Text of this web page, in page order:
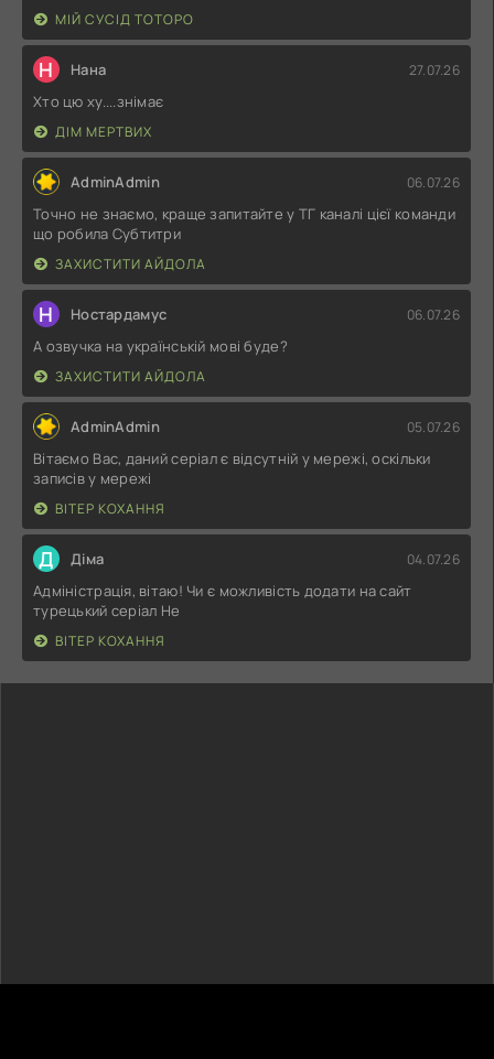
МІЙ СУСІД ТОТОРО
Н Нана 27.07.26
Хто цю ху....знімає
ДІМ МЕРТВИХ
AdminAdmin 06.07.26
Точно не знаємо, краще запитайте у ТГ каналі цієї команди
що робила Субтитри
ЗАХИСТИТИ АЙДОЛА
Н Ностардамус 06.07.26
А озвучка на українській мові буде?
ЗАХИСТИТИ АЙДОЛА
AdminAdmin 05.07.26
Вітаємо Вас, даний серіал є відсутній у мережі, оскільки
записів у мережі
ВІТЕР КОХАННЯ
Д Діма 04.07.26
Адміністрація, вітаю! Чи є можливість додати на сайт
турецький серіал Не
ВІТЕР КОХАННЯ